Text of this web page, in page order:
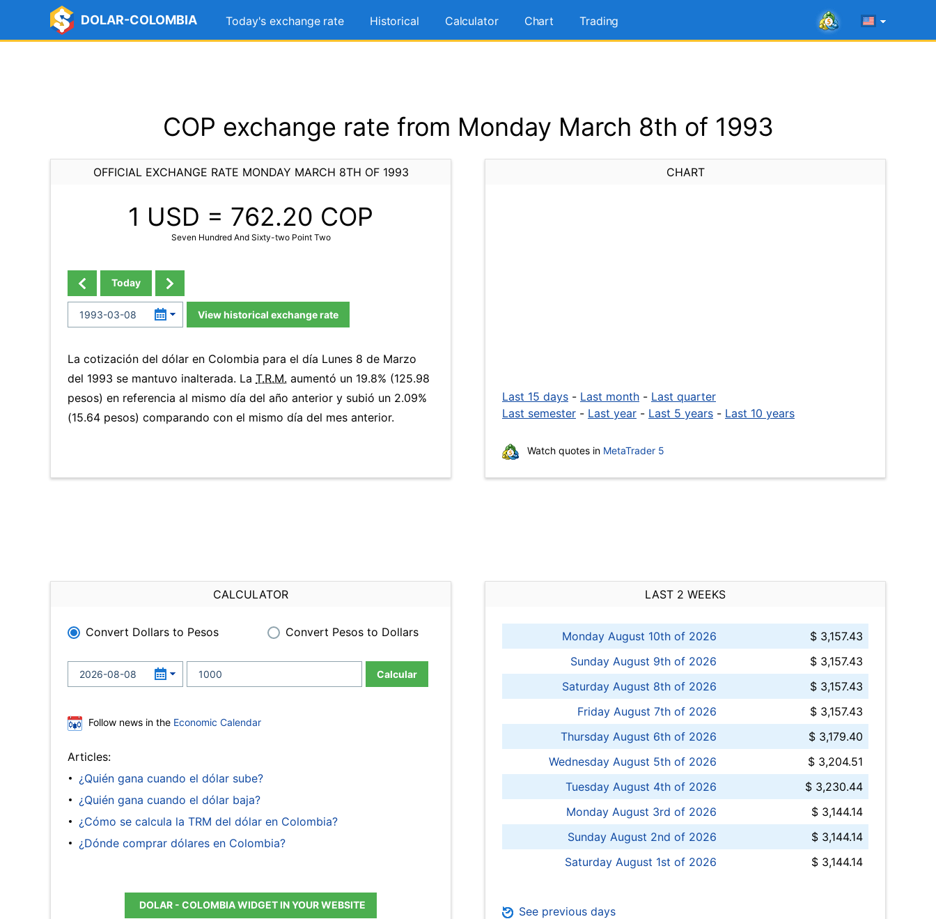
DOLAR-COLOMBIA Today's exchange rate Historical Calculator Chart Trading
COP exchange rate from Monday March 8th of 1993
OFFICIAL EXCHANGE RATE MONDAY MARCH 8TH OF 1993
1 USD = 762.20 COP
Seven Hundred And Sixty-two Point Two
Today
View historical exchange rate
La cotización del dólar en Colombia para el día Lunes 8 de Marzo
del 1993 se mantuvo inalterada. La T.R.M. aumentó un 19.8% (125.98
pesos) en referencia al mismo día del año anterior y subió un 2.09%
(15.64 pesos) comparando con el mismo día del mes anterior.
CHART
Last 15 days - Last month - Last quarter
Last semester - Last year - Last 5 years - Last 10 years
Watch quotes in MetaTrader 5
CALCULATOR
Convert Dollars to Pesos Convert Pesos to Dollars
Calcular
Follow news in the Economic Calendar
Articles:
¿Quién gana cuando el dólar sube?
¿Quién gana cuando el dólar baja?
¿Cómo se calcula la TRM del dólar en Colombia?
¿Dónde comprar dólares en Colombia?
DOLAR - COLOMBIA WIDGET IN YOUR WEBSITE
LAST 2 WEEKS
Monday August 10th of 2026
$ 3,157.43
Sunday August 9th of 2026
$ 3,157.43
Saturday August 8th of 2026
$ 3,157.43
Friday August 7th of 2026
$ 3,157.43
Thursday August 6th of 2026
$ 3,179.40
Wednesday August 5th of 2026
$ 3,204.51
Tuesday August 4th of 2026
$ 3,230.44
Monday August 3rd of 2026
$ 3,144.14
Sunday August 2nd of 2026
$ 3,144.14
Saturday August 1st of 2026
$ 3,144.14
See previous days